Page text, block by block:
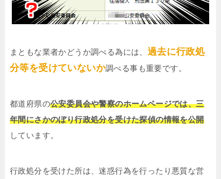
まともな業者かどうか調べる為には、 過去に行政処
分等を受けていないか調べる事も重要です。
都道府県の公安委員会や警察のホームページでは、三
年間にさかのぼり行政処分を受けた探偵の情報を公開
しています。
行政処分を受けた所は、迷惑行為を行ったり悪質な営